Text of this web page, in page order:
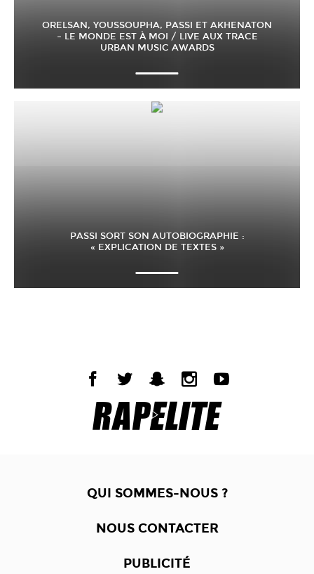
ORELSAN, YOUSSOUPHA, PASSI ET AKHENATON
– LE MONDE EST À MOI / LIVE AUX TRACE
URBAN MUSIC AWARDS
PASSI SORT SON AUTOBIOGRAPHIE :
« EXPLICATION DE TEXTES »
QUI SOMMES-NOUS ?
NOUS CONTACTER
PUBLICITÉ